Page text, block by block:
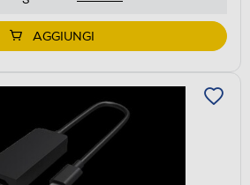
AGGIUNGI